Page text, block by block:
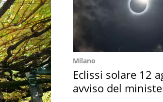
Milano
Eclissi solare 12
avviso del